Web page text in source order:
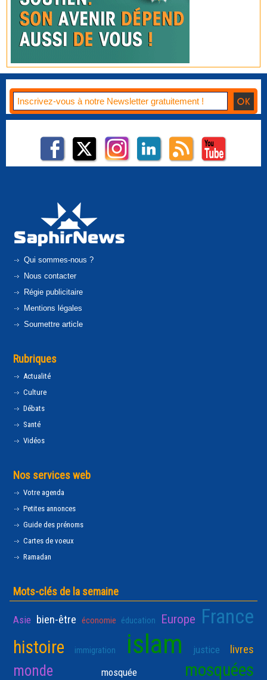
Qui sommes-nous ?
Nous contacter
Régie publicitaire
Mentions légales
Soumettre article
Rubriques
Actualité
Culture
Débats
Santé
Vidéos
Nos services web
Votre agenda
Petites annonces
Guide des prénoms
Cartes de voeux
Ramadan
Mots-clés de la semaine
Asie bien-être économie éducation Europe France
histoire immigration islam justice livres
monde mosquée mosquées